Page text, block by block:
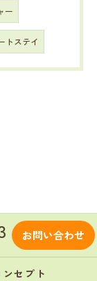
ー
トステイ
お問い合わせ
ンセプト